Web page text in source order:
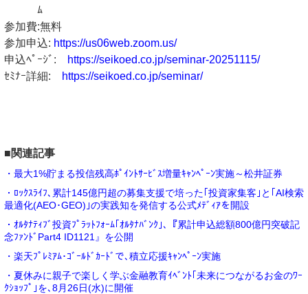
ﾑ
参加費:無料
参加申込: https://us06web.zoom.us/
申込ﾍﾟｰｼﾞ:
https://seikoed.co.jp/seminar-20251115/
ｾﾐﾅｰ詳細:
https://seikoed.co.jp/seminar/
■関連記事
・最大1%貯まる投信残高ﾎﾟｲﾝﾄｻｰﾋﾞｽ増量ｷｬﾝﾍﾟｰﾝ実施～松井証券
・ﾛｯｸｽﾗｲﾌ､累計145億円超の募集支援で培った｢投資家集客｣と｢AI検索
最適化(AEO･GEO)｣の実践知を発信する公式ﾒﾃﾞｨｱを開設
・ｵﾙﾀﾅﾃｨﾌﾞ投資ﾌﾟﾗｯﾄﾌｫｰﾑ｢ｵﾙﾀﾅﾊﾞﾝｸ｣､『累計申込総額800億円突破記
念ﾌｧﾝﾄﾞPart4 ID1121』を公開
・楽天ﾌﾟﾚﾐｱﾑ･ｺﾞｰﾙﾄﾞｶｰﾄﾞで､積立応援ｷｬﾝﾍﾟｰﾝ実施
・夏休みに親子で楽しく学ぶ金融教育ｲﾍﾞﾝﾄ｢未来につながるお金のﾜｰ
ｸｼｮｯﾌﾟ｣を､8月26日(水)に開催